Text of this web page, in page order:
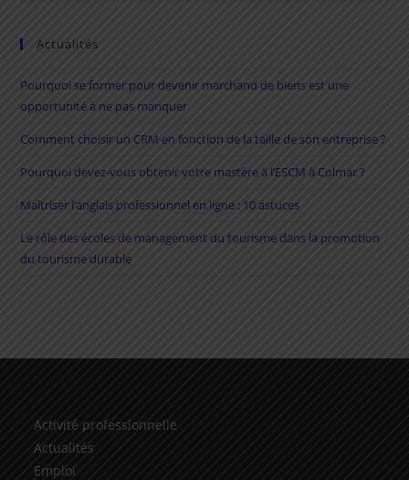
siteActualités
Pourquoi se former pour devenir marchand de biens est une
opportunité à ne pas manquer
Comment choisir un CRM en fonction de la taille de son entreprise ?
Pourquoi devez-vous obtenir votre mastère à l’ESCM à Colmar ?
Maîtriser l’anglais professionnel en ligne : 10 astuces
Le rôle des écoles de management du tourisme dans la promotion
du tourisme durable
Activité professionnelle
Actualités
Emploi